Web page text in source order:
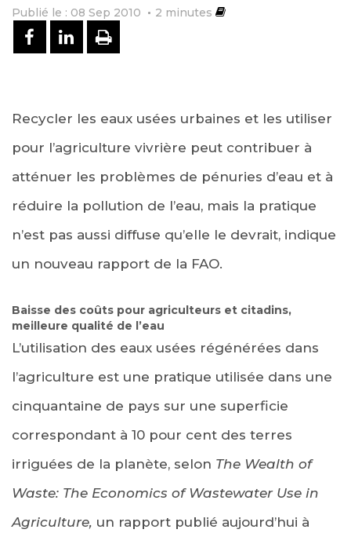
Publié le : 08 Sep 2010 2 minutes
PARTAGER SUR FACEBOOK
PARTAGER SUR LINKEDIN
IMPRIMER
Recycler les eaux usées urbaines et les utiliser
pour l’agriculture vivrière peut contribuer à
atténuer les problèmes de pénuries d’eau et à
réduire la pollution de l’eau, mais la pratique
n’est pas aussi diffuse qu’elle le devrait, indique
un nouveau rapport de la FAO.
Baisse des coûts pour agriculteurs et citadins,
meilleure qualité de l’eau
L’utilisation des eaux usées régénérées dans
l’agriculture est une pratique utilisée dans une
cinquantaine de pays sur une superficie
correspondant à 10 pour cent des terres
irriguées de la planète, selon The Wealth of
Waste: The Economics of Wastewater Use in
Agriculture, un rapport publié aujourd’hui à